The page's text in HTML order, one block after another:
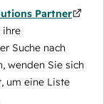
Partner
ihre
Suche nach
wenden Sie sich
um eine Liste